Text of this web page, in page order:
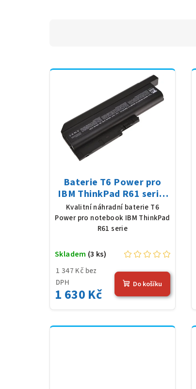
Baterie T6 Power pro
IBM ThinkPad R61 serie,
Li-Ion, 10,8 V, 7800 mAh
(84 Wh), černá
Kvalitní náhradní baterie T6
Power pro notebook IBM ThinkPad
R61 serie
1 347 Kč bez
DPH
1 630 Kč
Skladem (3 ks)
Do košíku